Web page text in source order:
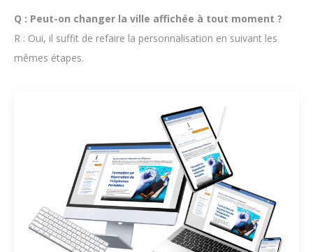
Q : Peut-on changer la ville affichée à tout moment ?
R : Oui, il suffit de refaire la personnalisation en suivant les
mêmes étapes.